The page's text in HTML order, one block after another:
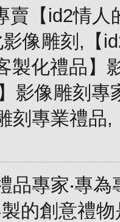
賣【id2情
像雕刻,【
製化禮品】
影像雕刻
刻專業禮品
品專家‧專
的創意禮